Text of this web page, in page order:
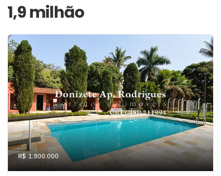
1,9 milhão
R$ 1.900.000